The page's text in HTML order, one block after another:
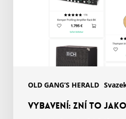
OLD GANG’S HERALD
Vybavení: Zní to